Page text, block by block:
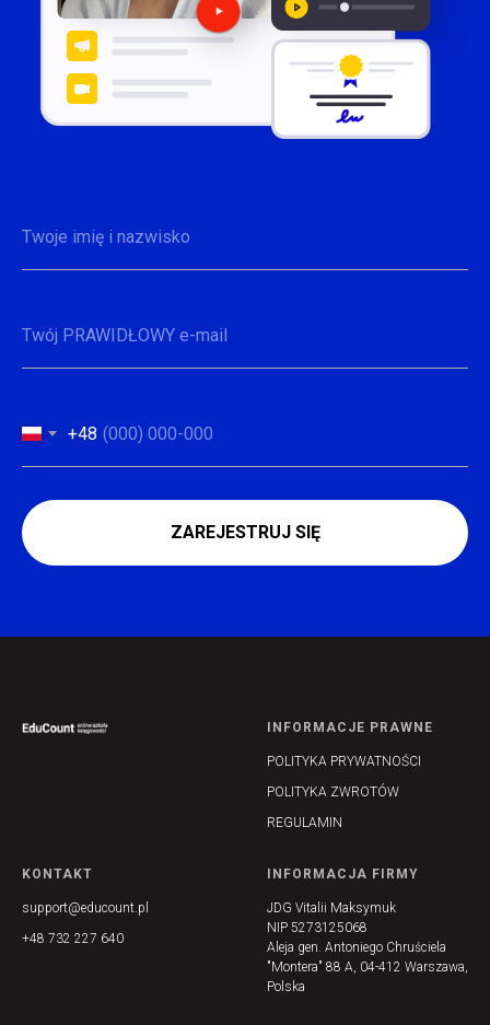
+48
ZAREJESTRUJ SIĘ
INFORMACJE PRAWNE
POLITYKA PRYWATNOŚCI
POLITYKA ZWROTÓW
REGULAMIN
KONTAKT
support@educount.pl
+48 732 227 640
INFORMACJA FIRMY
JDG Vitalii Maksymuk
NIP 5273125068
Aleja gen. Antoniego Chruściela
"Montera" 88 A, 04-412 Warszawa,
Polska